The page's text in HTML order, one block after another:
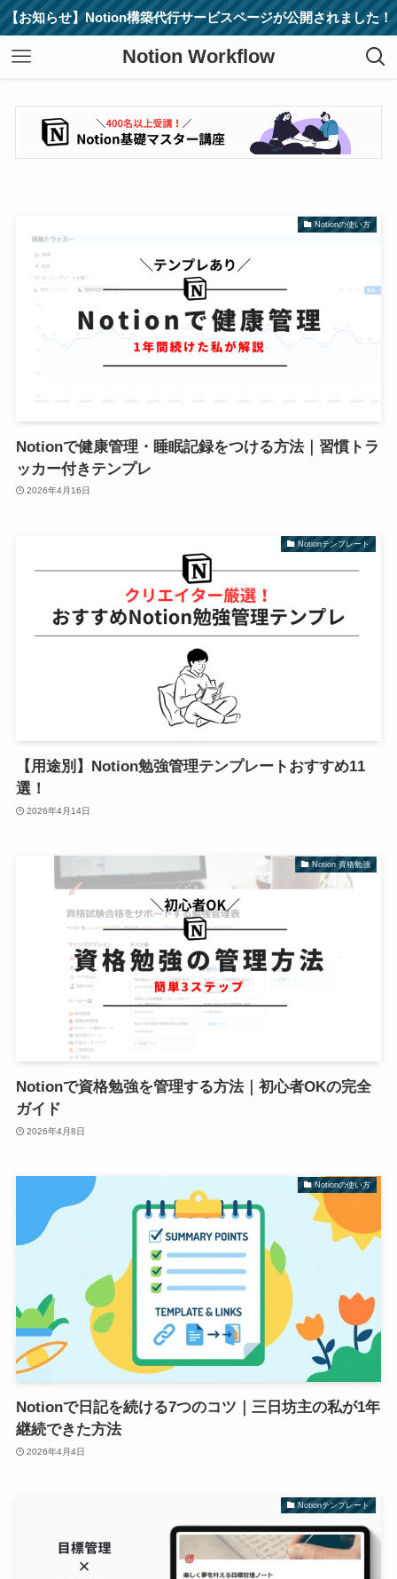
【お知らせ】Notion構築代行サービスページが公開されました！
Notion Workflow
Notionの使い方
Notionで健康管理・睡眠記録をつける方法｜習慣トラ
ッカー付きテンプレ
2026年4月16日
Notionテンプレート
【用途別】Notion勉強管理テンプレートおすすめ11
選！
2026年4月14日
Notion 資格勉強
Notionで資格勉強を管理する方法｜初心者OKの完全
ガイド
2026年4月8日
Notionの使い方
Notionで日記を続ける7つのコツ｜三日坊主の私が1年
継続できた方法
2026年4月4日
Notionテンプレート